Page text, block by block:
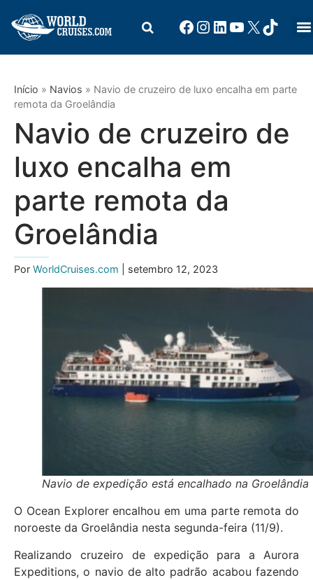
Início » Navios » Navio de cruzeiro de luxo encalha em parte
remota da Groelândia
Navio de cruzeiro de
luxo encalha em
parte remota da
Groelândia
Por WorldCruises.com | setembro 12, 2023
Navio de expedição está encalhado na Groelândia
O Ocean Explorer encalhou em uma parte remota do
noroeste da Groelândia nesta segunda-feira (11/9).
Realizando cruzeiro de expedição para a Aurora
Expeditions, o navio de alto padrão acabou fazendo